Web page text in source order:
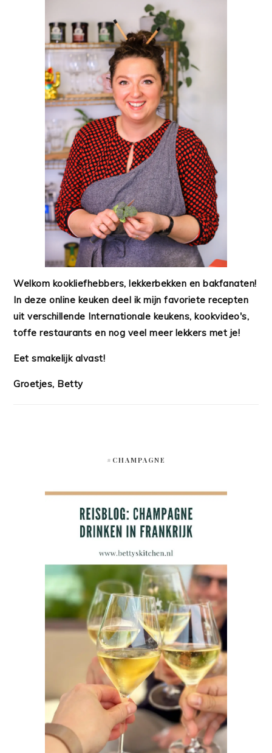
Welkom kookliefhebbers, lekkerbekken en bakfanaten!
In deze online keuken deel ik mijn favoriete recepten
uit verschillende Internationale keukens, kookvideo's,
toffe restaurants en nog veel meer lekkers met je!
Eet smakelijk alvast!
Groetjes, Betty
#CHAMPAGNE